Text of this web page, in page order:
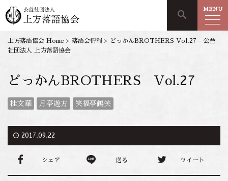
search MENU
上方落語協会 Home > 落語会情報 > どっかんBROTHERS Vol.27 - 公益
社団法人 上方落語協会
どっかんBROTHERS Vol.27
桂文華 月亭遊方 笑福亭鶴笑
access_time 2017.09.22
シェア 送る ツイート